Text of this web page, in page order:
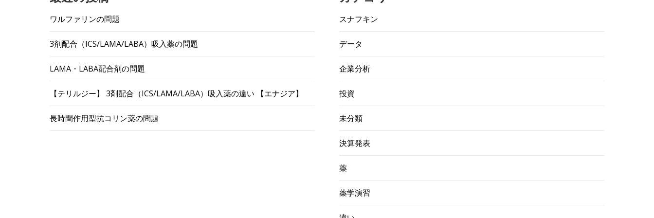
ワルファリンの問題
3剤配合（ICS/LAMA/LABA）吸入薬の問題
LAMA・LABA配合剤の問題
【テリルジー】 3剤配合（ICS/LAMA/LABA）吸入薬の違い 【エナジア】
長時間作用型抗コリン薬の問題
スナフキン
データ
企業分析
投資
未分類
決算発表
薬
薬学演習